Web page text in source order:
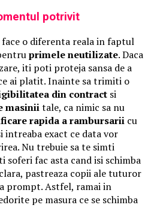
potrivit
o diferenta reala in faptul
primele neutilizate. Daca
iti poti proteja sansa de a
ai platit. Inainte sa trimiti o
din contract si
masiniitale, ca nimic sa nu
rapida a rambursarii cu
intreaba exact ce data vor
Nu trebuie sa te simti
soferi fac asta cand isi schimba
pastreaza copii ale tuturor
prompt. Astfel, ramai in
pe masura ce se schimba